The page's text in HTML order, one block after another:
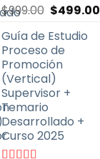
Valorado
con
5
$999.00 El
original
era:
$999.00.
$499.00
Guía de Estudio
Proceso de
Promoción
(Vertical)
Supervisor +
Temario
Desarrollado +
Curso 2025